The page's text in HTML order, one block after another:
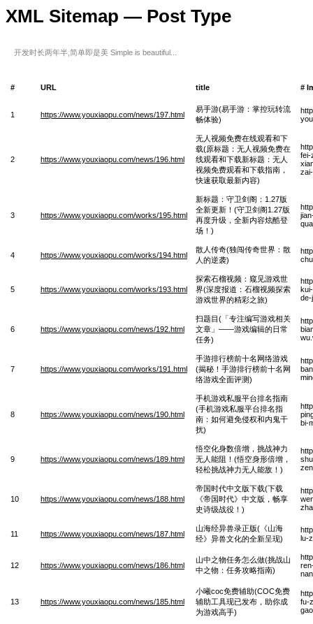
XML Sitemap — Post Type
开发时长两年半,简单即是美 Simple is beautiful...
# URL title #
1 https://www.youxiaopu.com/news/197.html
易手游(易手游：掌控玩转流
畅体验)
2 https://www.youxiaopu.com/news/196.html
无人视频免费在线观看和下
载(原标题：无人视频免费在
线观看和下载新标题：无人
视频免费观看和下载指南，
快速获取最新内容)
fei-
3 https://www.youxiaopu.com/works/195.html
新标题：守卫剑阁：1.27版
全新更新！(守卫剑阁1.27版
再度升级，全新内容炫酷登
场！)
4 https://www.youxiaopu.com/works/194.html
散人传奇(独闯传奇世界：散
人的逆袭)
5 https://www.youxiaopu.com/works/193.html
探索石榴视频：窥见游戏世
界(深度报道：石榴视频探索
游戏世界的精彩之旅)
de-
6 https://www.youxiaopu.com/news/192.html
扫题目(「专注编写游戏相关
文章」——游戏编辑的日常
任务)
7 https://www.youxiaopu.com/works/191.html
手游排行榜前十名网络游戏
(揭秘！手游排行榜前十名网
络游戏全面评测)
8 https://www.youxiaopu.com/news/190.html
手机游戏私服平台排名指南
(手机游戏私服平台排名指
南：如何避免侵权和内鬼干
扰)
bi-
9 https://www.youxiaopu.com/news/189.html
悟空化身数倍增，挑战神力
无人能阻！(悟空身形倍增，
轻松挑战神力无人能敌！)
10 https://www.youxiaopu.com/news/188.html
帝国时代中文版下载(下载
《帝国时代》中文版，畅享
史诗级战役！)
11 https://www.youxiaopu.com/news/187.html
山海经异兽录正版(《山海
经》异兽文化的全新呈现)
lu-
12 https://www.youxiaopu.com/news/186.html
山中之物任务怎么做(挑战山
中之物：任务攻略指南)
13 https://www.youxiaopu.com/news/185.html
小曦coc免费辅助(COC免费
辅助工具现已发布，助你成
为游戏高手)
fu-